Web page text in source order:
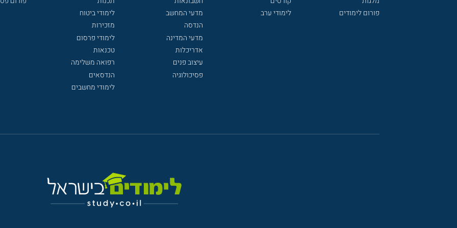
פורום לימודים
לימודי ערב
מדעי המחשב
הנדסה
מדעי המדינה
אדריכלות
עיצוב פנים
פסיכולוגיה
לימודי ביטוח
מזכירות
לימודי פרסום
טכנאות
רפואה משלימה
הנדסאים
לימודי מחשבים